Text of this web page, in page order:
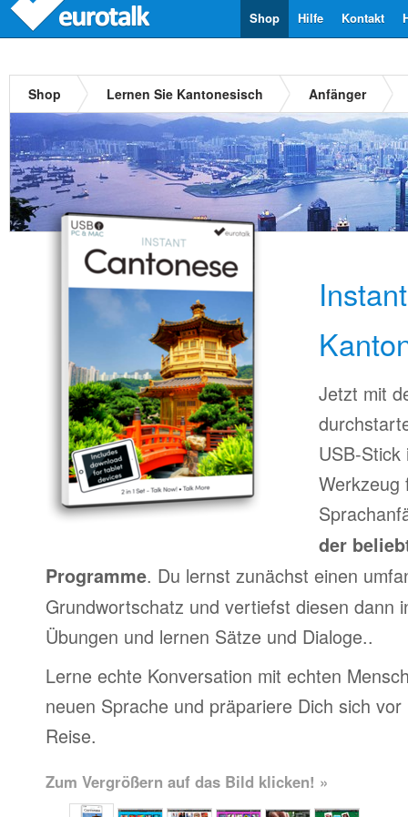
Kontakt
Hilfe
Shop
Shop Lernen Sie Kantonesisch Anfänger
Jetzt mit
USB-
Werkzeug
der
Programme. Du lernst zunächst einen
Grundwortschatz und vertiefst diesen dann
Übungen und lernen Sätze und Dialoge..
Lerne echte Konversation mit echten
neuen Sprache und präpariere Dich sich
Reise.
Zum Vergrößern auf das Bild klicken! »